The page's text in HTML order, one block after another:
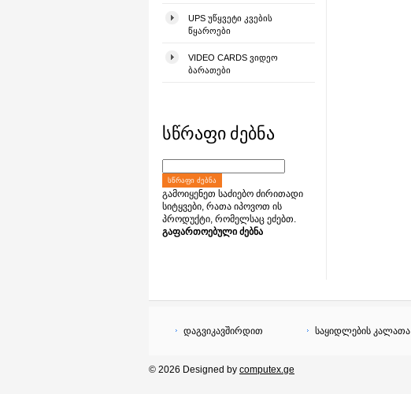
UPS ᲣᲬᲧᲕᲔᲢᲘ ᲙᲕᲔᲑᲘᲡ
ᲬᲧᲐᲠᲝᲔᲑᲘ
VIDEO CARDS ᲕᲘᲓᲔᲝ
ᲑᲐᲠᲐᲗᲔᲑᲘ
სწრაფი ძებნა
ᲡᲬᲠᲐᲤᲘ ᲫᲔᲑᲜᲐ
გამოიყენეთ საძიებო ძირითადი
სიტყვები, რათა იპოვოთ ის
პროდუქტი, რომელსაც ეძებთ.
გაფართოებული ძებნა
დაგვიკავშირდით საყიდლების კალათა
© 2026 Designed by computex.ge